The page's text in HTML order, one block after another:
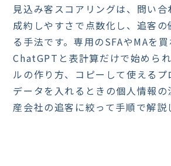
見込み客スコアリングは、問い合
成約しやすさで点数化し、追客の
る手法です。専用のSFAやMAを買
ChatGPTと表計算だけで始めら
ルの作り方、コピーして使えるプ
データを入れるときの個人情報の
産会社の追客に絞って手順で解説